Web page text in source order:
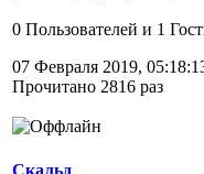
0 Пользователей и 1
07 Февраля 2019,
Прочитано 2816 раз
Скальд